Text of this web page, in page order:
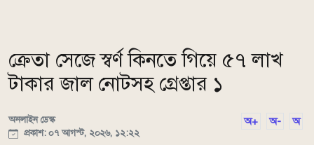
ক্রেতা সেজে স্বর্ণ কিনতে গিয়ে ৫৭ লাখ
টাকার জাল নোটসহ গ্রেপ্তার ১
অনলাইন ডেস্ক
প্রকাশ: ০৭ আগস্ট, ২০২৬, ১২:২২
অ+ অ- অ